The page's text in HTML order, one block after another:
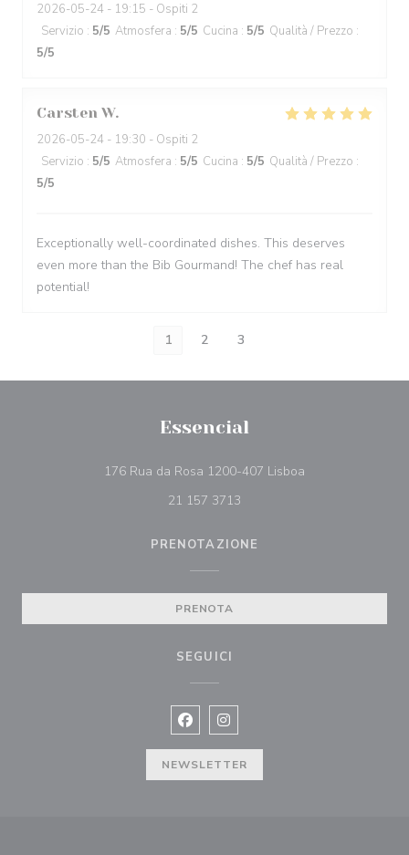
2026-05-24 - 19:15 - Ospiti 2
Servizio : 5/5 Atmosfera : 5/5 Cucina : 5/5 Qualità / Prezzo :
5/5
Carsten W
2026-05-24 - 19:30 - Ospiti 2
Servizio : 5/5 Atmosfera : 5/5 Cucina : 5/5 Qualità / Prezzo :
5/5
Exceptionally well-coordinated dishes. This deserves
even more than the Bib Gourmand! The chef has real
potential!
1 2 3
Essencial
176 Rua da Rosa 1200-407 Lisboa
21 157 3713
PRENOTAZIONE
PRENOTA
SEGUICI
Facebook ((apre una nuova
Instagram ((apre una nuova
NEWSLETTER